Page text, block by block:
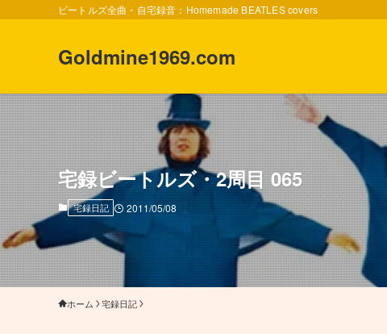
ビートルズ全曲・自宅録音：Homemade BEATLES covers
Goldmine1969.com
宅録ビートルズ・2周目 065
宅録日記 2011/05/08
ホーム 宅録日記